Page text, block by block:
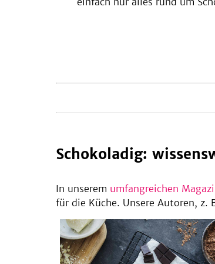
Schokoladig:
In unserem umfangreichen
für die Küche. Unsere Autoren, z.
Gesunde
Schokolade
selber